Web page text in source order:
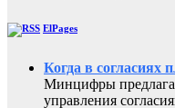
ElPages
Когда в согласиях
Минцифры
управления